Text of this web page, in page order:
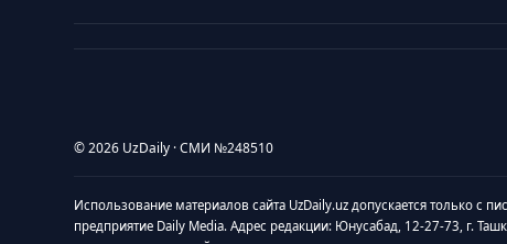
© 2026 UzDaily · СМИ №248510
Использование материалов сайта UzDaily.uz допускается только с
предприятие Daily Media. Адрес редакции: Юнусабад, 12-27-73, г.